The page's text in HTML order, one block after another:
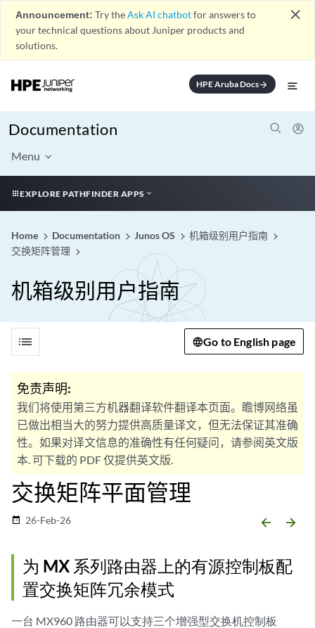
Announcement: Try theAsk AI chatbotfor answers to
your technical questions about Juniper products and
solutions.
close
HPE Aruba Docsarrow_forward
Documentation
Menu
EXPLORE PATHFINDER APPS
Home Documentation Junos OS
机箱级别用户指南
交换矩阵管理
机箱级别用户指南
list Go to English page
免责声明:
我们将使用第三方机器翻译软件翻译本页面。瞻博网络虽
已做出相当大的努力提供高质量译文，但无法保证其准确
性。如果对译文信息的准确性有任何疑问，请参阅英文版
本. 可下载的 PDF 仅提供英文版.
交换矩阵平面管理
date_range 26-Feb-26 arrow_backward arrow_forward
为 MX 系列路由器上的有源控制板配
置交换矩阵冗余模式
一台 MX960 路由器可以支持三个增强型交换机控制板